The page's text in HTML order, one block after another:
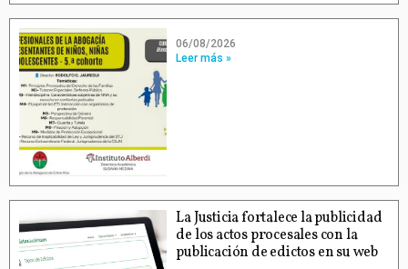
06/08/2026
Leer más »
La Justicia fortalece la publicidad
de los actos procesales con la
publicación de edictos en su web